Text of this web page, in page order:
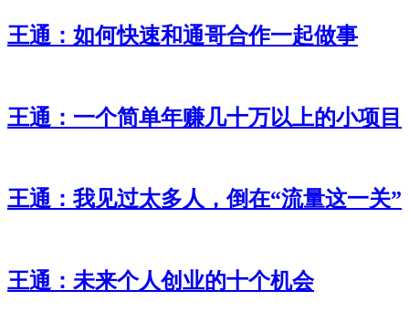
王通：如何快速和通哥合作一起做事
王通：一个简单年赚几十万以上的小项目
王通：我见过太多人，倒在“流量这一关”
王通：未来个人创业的十个机会